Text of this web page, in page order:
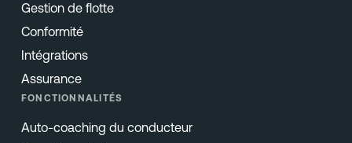
Gestion de flotte
Conformité
Intégrations
Assurance
FONCTIONNALITÉS
Auto-coaching du conducteur